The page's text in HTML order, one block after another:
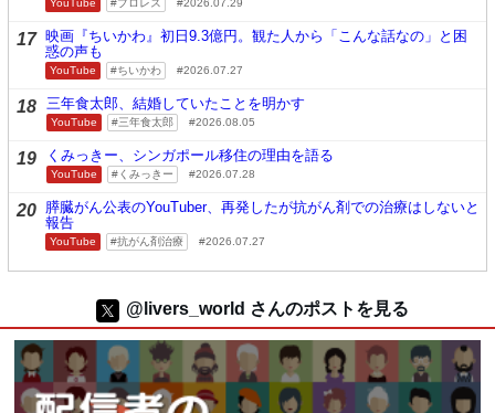
YouTube プロレス 2026.07.29
17 映画『ちいかわ』初日9.3億円。観た人から「こんな話なの」と困
惑の声も
YouTube ちいかわ 2026.07.27
18 三年食太郎、結婚していたことを明かす
YouTube 三年食太郎 2026.08.05
19 くみっきー、シンガポール移住の理由を語る
YouTube くみっきー 2026.07.28
20 膵臓がん公表のYouTuber、再発したが抗がん剤での治療はしないと
報告
YouTube 抗がん剤治療 2026.07.27
@livers_world さんのポストを見る